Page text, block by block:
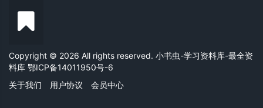
Copyright © 2026 All rights reserved. 小书虫-学习资料库-最全资
料库 鄂ICP备14011950号-6
关于我们
用户协议 会员中心